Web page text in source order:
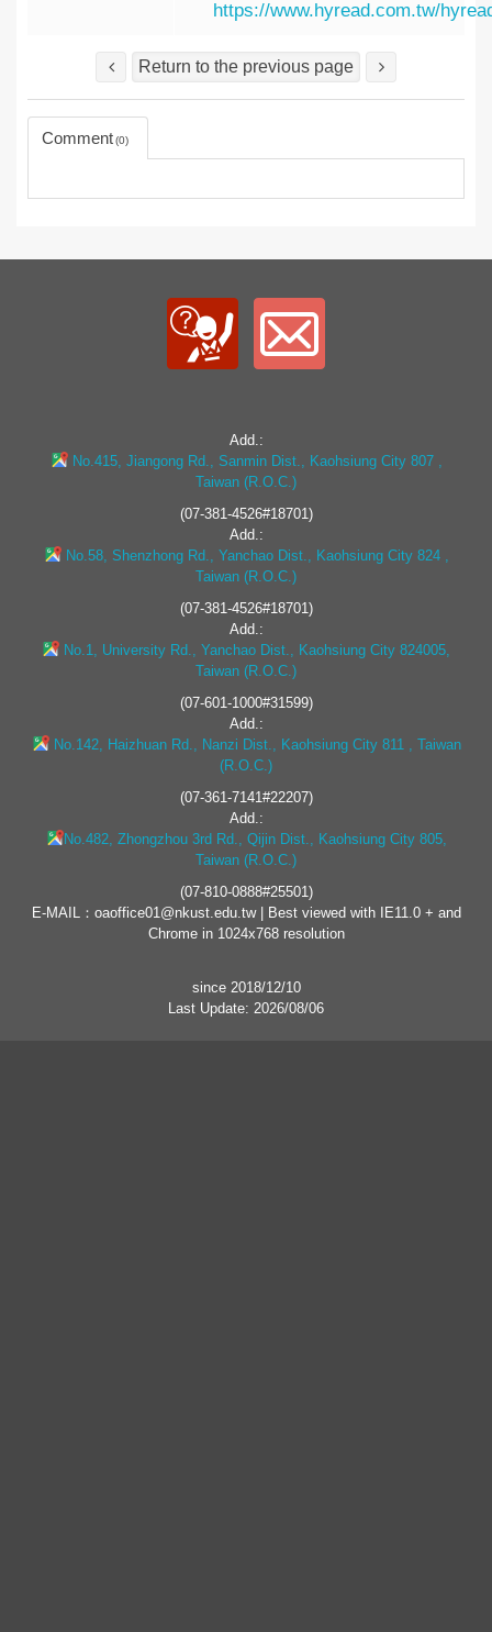
https://www.hyread.com.tw/
Return to the previous page
Comment 0
Add.:
No.415, Jiangong Rd., Sanmin Dist., Kaohsiung City 807 ,
Taiwan (R.O.C.)
(07-381-4526#18701)
Add.:
No.58, Shenzhong Rd., Yanchao Dist., Kaohsiung City 824 ,
Taiwan (R.O.C.)
(07-381-4526#18701)
Add.:
No.1, University Rd., Yanchao Dist., Kaohsiung City 824005,
Taiwan (R.O.C.)
(07-601-1000#31599)
Add.:
No.142, Haizhuan Rd., Nanzi Dist., Kaohsiung City 811 , Taiwan
(R.O.C.)
(07-361-7141#22207)
Add.:
No.482, Zhongzhou 3rd Rd., Qijin Dist., Kaohsiung City 805,
Taiwan (R.O.C.)
(07-810-0888#25501)
E-MAIL：oaoffice01@nkust.edu.tw | Best viewed with IE11.0 + and
Chrome in 1024x768 resolution
since 2018/12/10
Last Update: 2026/08/06